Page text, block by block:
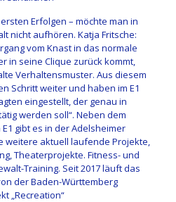
Erfolgen – möchte man in
nicht aufhören. Katja Fritsche:
vom Knast in das normale
in seine Clique zurück kommt,
Verhaltensmuster. Aus diesem
Schritt weiter und haben im E1
eingestellt, der genau in
werden soll“. Neben dem
gibt es in der Adelsheimer
weitere aktuell laufende Projekte,
Theaterprojekte. Fitness- und
Training. Seit 2017 läuft das
der Baden-Württemberg
„Recreation“